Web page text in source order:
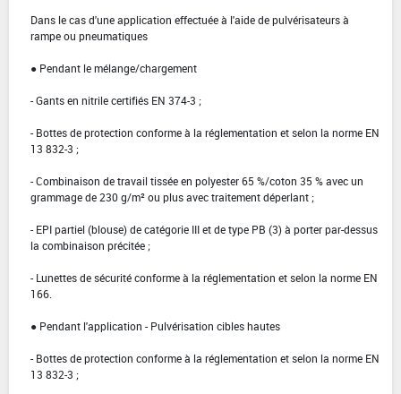
Dans le cas d'une application effectuée à l'aide de pulvérisateurs à
rampe ou pneumatiques
● Pendant le mélange/chargement
- Gants en nitrile certifiés EN 374-3 ;
- Bottes de protection conforme à la réglementation et selon la norme EN
13 832-3 ;
- Combinaison de travail tissée en polyester 65 %/coton 35 % avec un
grammage de 230 g/m² ou plus avec traitement déperlant ;
- EPI partiel (blouse) de catégorie III et de type PB (3) à porter par-dessus
la combinaison précitée ;
- Lunettes de sécurité conforme à la réglementation et selon la norme EN
166.
● Pendant l'application - Pulvérisation cibles hautes
- Bottes de protection conforme à la réglementation et selon la norme EN
13 832-3 ;